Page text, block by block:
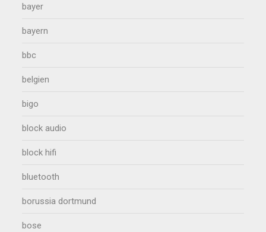
bayer
bayern
bbc
belgien
bigo
block audio
block hifi
bluetooth
borussia dortmund
bose